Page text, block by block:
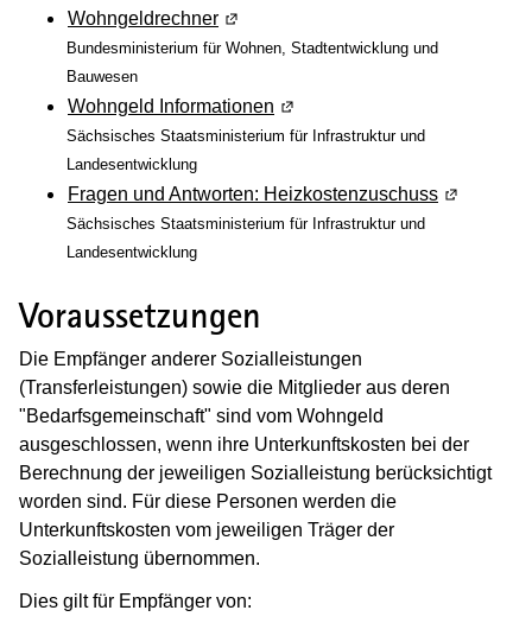
Wohngeldrechner (Wird in einem neuen Fenster
Bundesministerium für Wohnen, Stadtentwicklung und
Bauwesen
Wohngeld Informationen (Wird in einem neuen
Sächsisches Staatsministerium für Infrastruktur und
Landesentwicklung
Fragen und Antworten: Heizkostenzuschuss (Wird in
Sächsisches Staatsministerium für Infrastruktur und
Landesentwicklung
Voraussetzungen
Die Empfänger anderer Sozialleistungen
(Transferleistungen) sowie die Mitglieder aus deren
"Bedarfsgemeinschaft" sind vom Wohngeld
ausgeschlossen, wenn ihre Unterkunftskosten bei der
Berechnung der jeweiligen Sozialleistung berücksichtigt
worden sind. Für diese Personen werden die
Unterkunftskosten vom jeweiligen Träger der
Sozialleistung übernommen.
Dies gilt für Empfänger von: